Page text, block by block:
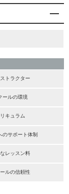
トラクター
ールの環境
キュラム
のサポート体制
レッスン料
ルの信頼性